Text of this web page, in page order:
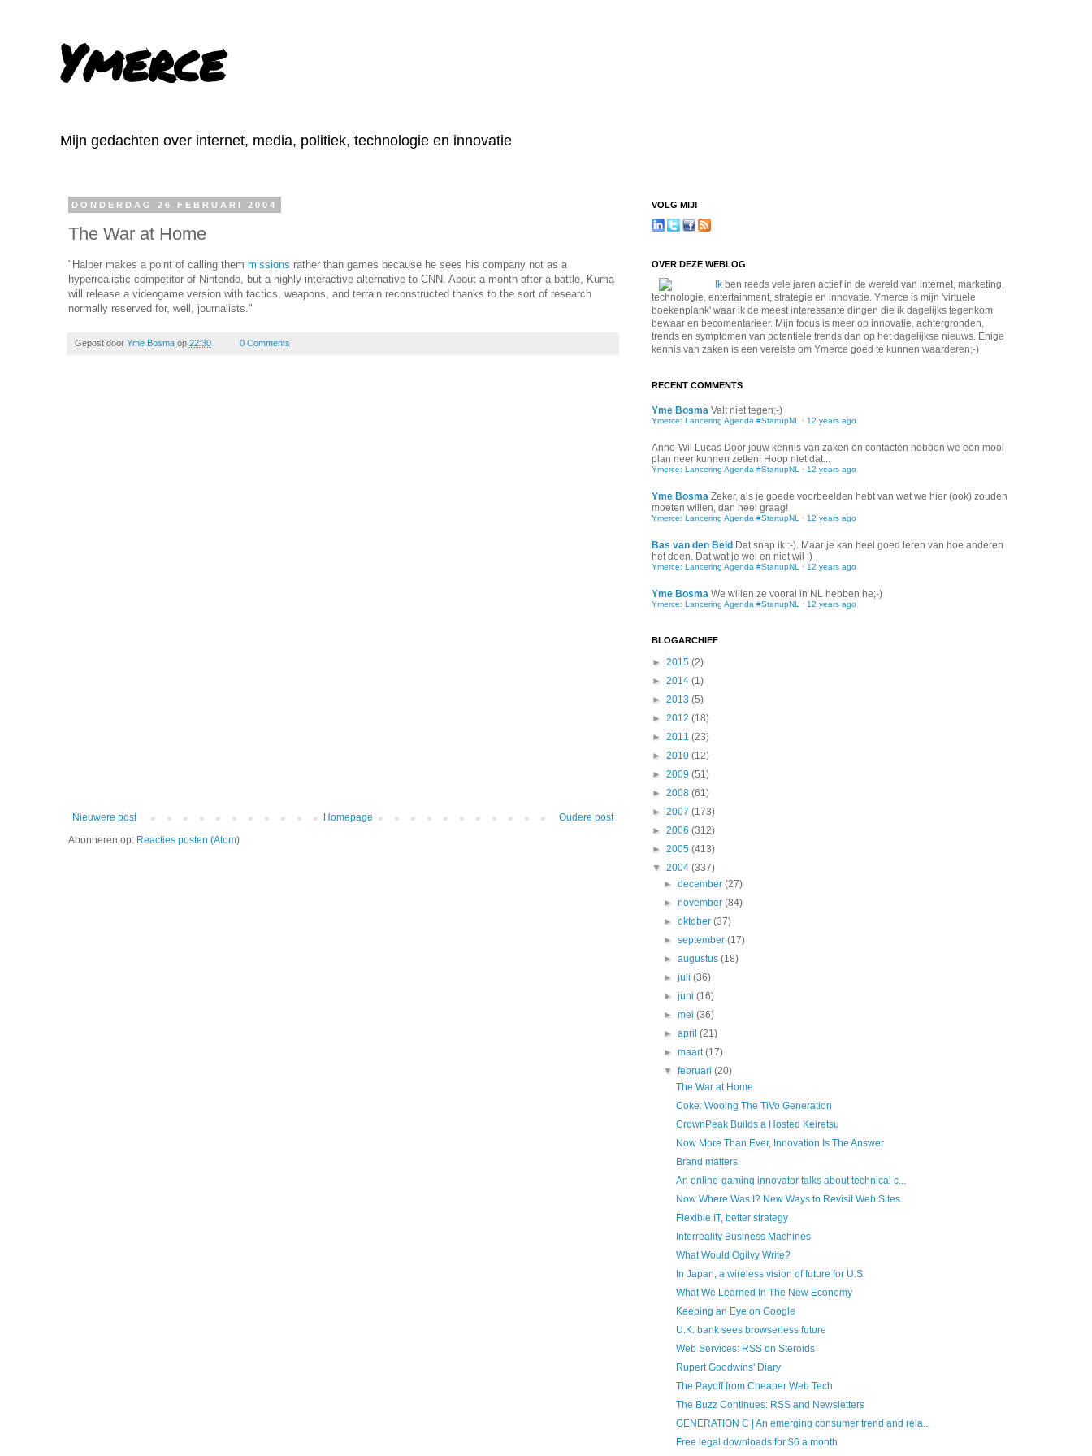
Ymerce
Mijn gedachten over internet, media, politiek, technologie en innovatie
DONDERDAG 26 FEBRUARI 2004
The War at Home
"Halper makes a point of calling them missions rather than games because he sees his company not as a
hyperrealistic competitor of Nintendo, but a highly interactive alternative to CNN. About a month after a battle, Kuma
will release a videogame version with tactics, weapons, and terrain reconstructed thanks to the sort of research
normally reserved for, well, journalists."
Gepost door Yme Bosma op 22:30 0 Comments
Nieuwere post Oudere post
Homepage
Abonneren op: Reacties posten (Atom)
VOLG MIJ!
OVER DEZE WEBLOG
Ik ben reeds vele jaren actief in de wereld van internet, marketing,
technologie, entertainment, strategie en innovatie. Ymerce is mijn 'virtuele
boekenplank' waar ik de meest interessante dingen die ik dagelijks tegenkom
bewaar en becomentarieer. Mijn focus is meer op innovatie, achtergronden,
trends en symptomen van potentiele trends dan op het dagelijkse nieuws. Enige
kennis van zaken is een vereiste om Ymerce goed te kunnen waarderen;-)
RECENT COMMENTS
Yme Bosma Valt niet tegen;-)
Ymerce: Lancering Agenda #StartupNL · 12 years ago
Anne-Wil Lucas Door jouw kennis van zaken en contacten hebben we een mooi
plan neer kunnen zetten! Hoop niet dat...
Ymerce: Lancering Agenda #StartupNL · 12 years ago
Yme Bosma Zeker, als je goede voorbeelden hebt van wat we hier (ook) zouden
moeten willen, dan heel graag!
Ymerce: Lancering Agenda #StartupNL · 12 years ago
Bas van den Beld Dat snap ik :-). Maar je kan heel goed leren van hoe anderen
het doen. Dat wat je wel en niet wil :)
Ymerce: Lancering Agenda #StartupNL · 12 years ago
Yme Bosma We willen ze vooral in NL hebben he;-)
Ymerce: Lancering Agenda #StartupNL · 12 years ago
BLOGARCHIEF
► 2015 (2)
► 2014 (1)
► 2013 (5)
► 2012 (18)
► 2011 (23)
► 2010 (12)
► 2009 (51)
► 2008 (61)
► 2007 (173)
► 2006 (312)
► 2005 (413)
▼ 2004 (337)
►december(27)
►november(84)
►oktober(37)
►september(17)
►augustus(18)
►juli(36)
►juni(16)
►mei(36)
►april(21)
►maart(17)
▼februari(20)
The War at Home
Coke: Wooing The TiVo Generation
CrownPeak Builds a Hosted Keiretsu
Now More Than Ever, Innovation Is The Answer
Brand matters
An online-gaming innovator talks about technical c...
Now Where Was I? New Ways to Revisit Web Sites
Flexible IT, better strategy
Interreality Business Machines
What Would Ogilvy Write?
In Japan, a wireless vision of future for U.S.
What We Learned In The New Economy
Keeping an Eye on Google
U.K. bank sees browserless future
Web Services: RSS on Steroids
Rupert Goodwins' Diary
The Payoff from Cheaper Web Tech
The Buzz Continues: RSS and Newsletters
GENERATION C | An emerging consumer trend and rela...
Free legal downloads for $6 a month